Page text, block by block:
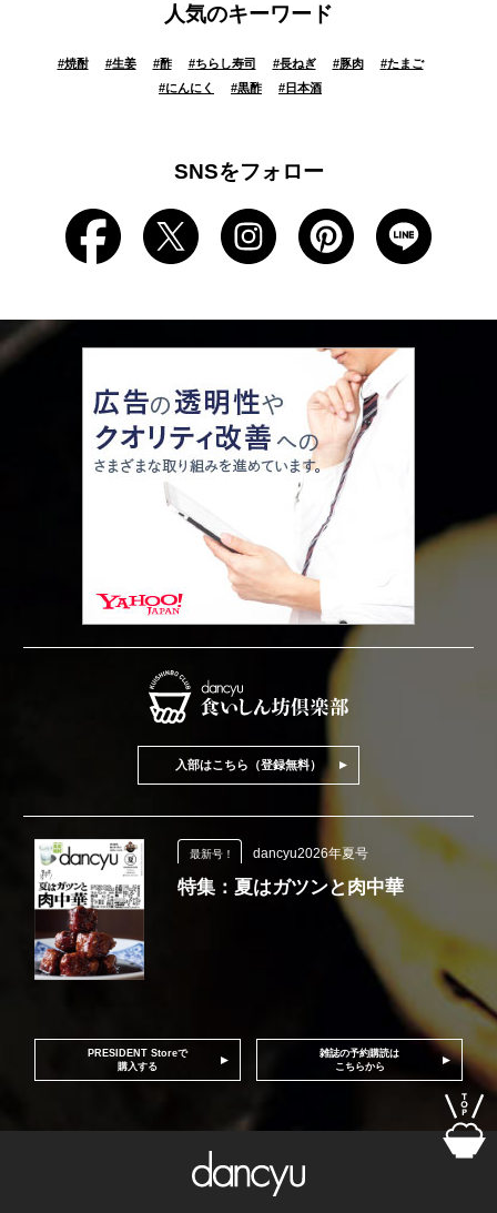
人気のキーワード
#焼酎 #生姜 #酢 #ちらし寿司 #長ねぎ #豚肉 #たまご
#にんにく #黒酢 # 日本酒
SNSをフォロー
入部はこちら（登録無料）
最新号！ dancyu2026年夏号
特集：夏はガツンと肉中華
PRESIDENT Storeで
購入する
雑誌の予約購読は
こちらから